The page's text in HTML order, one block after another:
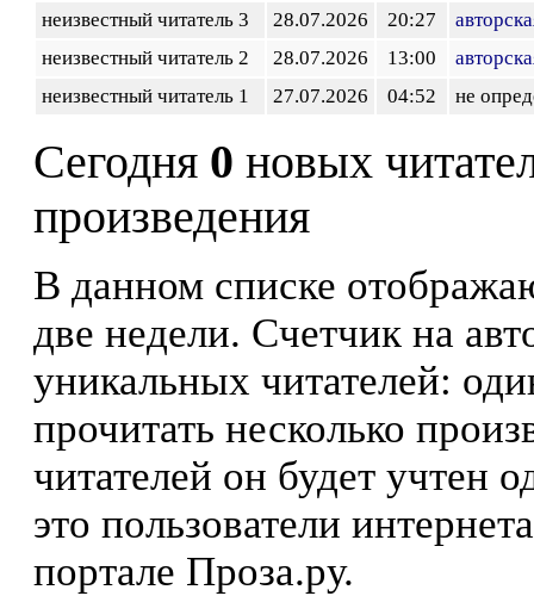
неизвестный читатель 3
28.07.2026 20:27
неизвестный читатель 2
28.07.2026 13:00
неизвестный читатель 1
27.07.2026 04:52 не
Сегодня 0 новых
произведения
В данном списке
две недели. Счетчик на
уникальных читателей:
прочитать несколько
читателей он будет учтен
это пользователи
портале Проза.ру.